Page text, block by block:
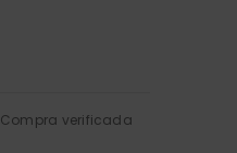
Compra verificada